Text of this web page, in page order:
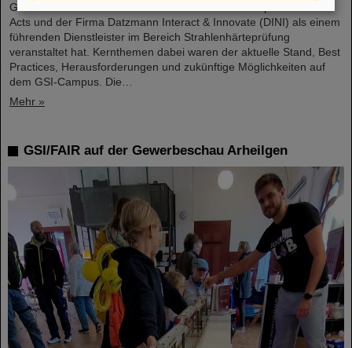
GSI Use Case Initiativen der Helmholtz-Innovationsplattform Hi-
Acts und der Firma Datzmann Interact & Innovate (DINI) als einem
führenden Dienstleister im Bereich Strahlenhärteprüfung
veranstaltet hat. Kernthemen dabei waren der aktuelle Stand, Best
Practices, Herausforderungen und zukünftige Möglichkeiten auf
dem GSI-Campus. Die…
Mehr »
GSI/FAIR auf der Gewerbeschau Arheilgen